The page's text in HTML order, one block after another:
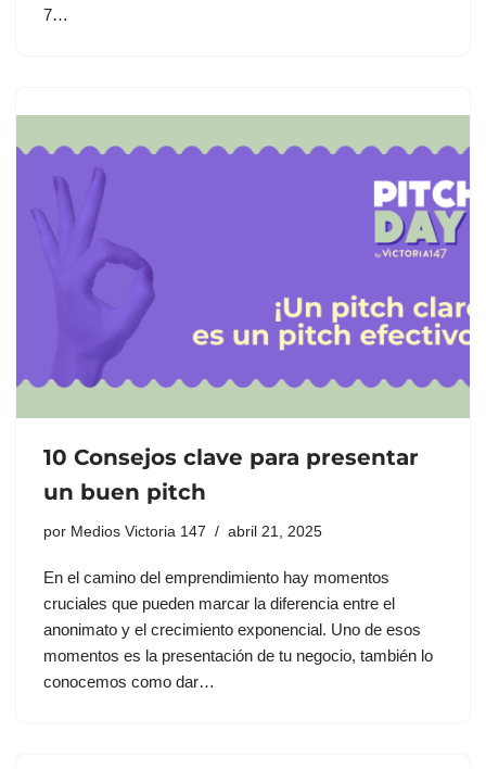
7…
10 Consejos clave para presentar
un buen pitch
por Medios Victoria 147 abril 21, 2025
En el camino del emprendimiento hay momentos
cruciales que pueden marcar la diferencia entre el
anonimato y el crecimiento exponencial. Uno de esos
momentos es la presentación de tu negocio, también lo
conocemos como dar…